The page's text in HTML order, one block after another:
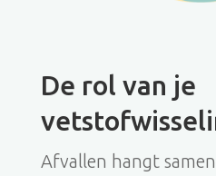
De rol van je
Afvallen hangt